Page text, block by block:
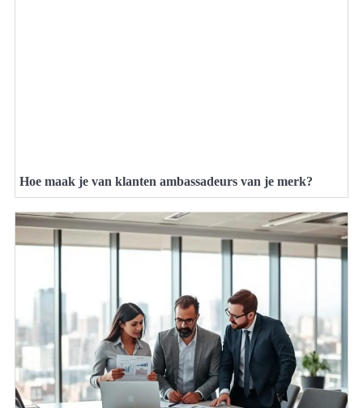
Hoe maak je van klanten ambassadeurs van je merk?